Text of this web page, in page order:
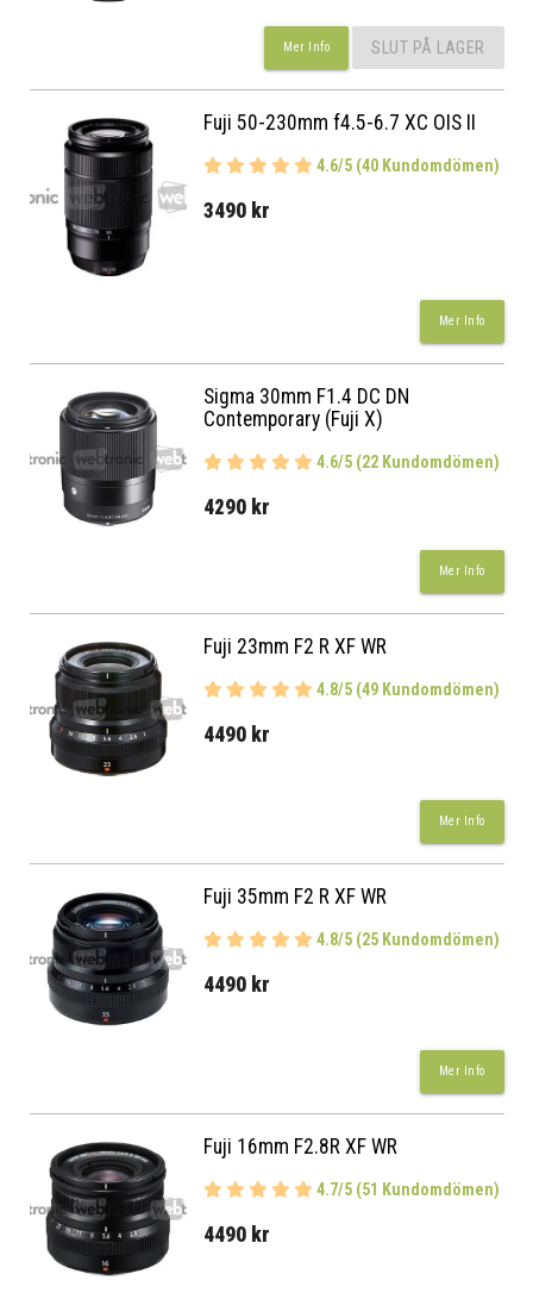
Mer Info SLUT PÅ LAGER
Fuji 50-230mm f4.5-6.7 XC OIS II
4.6/5 (40 Kundomdömen)
3490 kr
Mer Info
Sigma 30mm F1.4 DC DN
Contemporary (Fuji X)
4.6/5 (22 Kundomdömen)
4290 kr
Mer Info
Fuji 23mm F2 R XF WR
4.8/5 (49 Kundomdömen)
4490 kr
Mer Info
Fuji 35mm F2 R XF WR
4.8/5 (25 Kundomdömen)
4490 kr
Mer Info
Fuji 16mm F2.8R XF WR
4.7/5 (51 Kundomdömen)
4490 kr